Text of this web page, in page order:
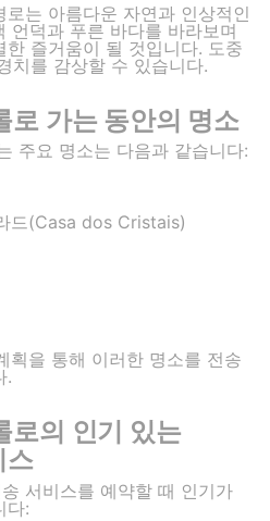
는 아름다운 자연과 인상적인
언덕과 푸른 바다를 바라보며
즐거움이 될 것입니다. 도중
치를 감상할 수 있습니다.
로 가는 동안의 명소
주요 명소는 다음과 같습니다:
드(Casa dos Cristais)
획을 통해 이러한 명소를 전송
.
로의 인기 있는
스
서비스를 예약할 때 인기가
다: